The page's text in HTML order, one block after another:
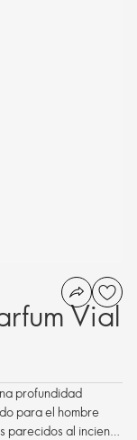
Vial
profundidad
para el hombre
parecidos al incienso